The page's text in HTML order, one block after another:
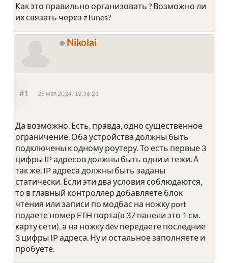
Как это правильно организовать ? Возможно ли
их связать через zTunes?
Nikolai
#1 28 мая 2024, 13:36:21
Да возможно. Есть, правда, одно существенное
ограничение. Оба устройства должны быть
подключены к одному роутеру. То есть первые 3
цифры IP адресов должны быть одни и тежи. А
так же, IP адреса должны быть заданы
статически. Если эти два условия соблюдаются,
то в главный контроллер добавляете блок
чтения или записи по модбас на ножку port
подаете номер ETH порта(в 37 панели это 1 см.
карту сети), а на ножку dev передаете последние
3 цифры IP адреса. Ну и остальное заполняете и
пробуете.